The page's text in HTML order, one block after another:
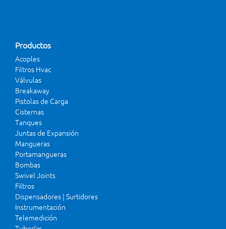
Productos
Acoples
Filtros Hvac
Válvulas
Breakaway
Pistolas de Carga
Cisternas
Tanques
Juntas de Expansión
Mangueras
Portamangueras
Bombas
Swivel Joints
Filtros
Dispensadores | Surtidores
Instrumentación
Telemedición